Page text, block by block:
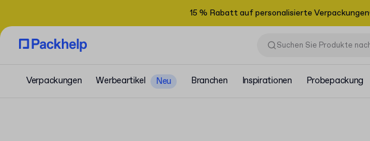
15 % Rabatt auf personalisierte Verpackungen
Verpackungen Werbeartikel Neu Branchen Inspirationen Probepackung